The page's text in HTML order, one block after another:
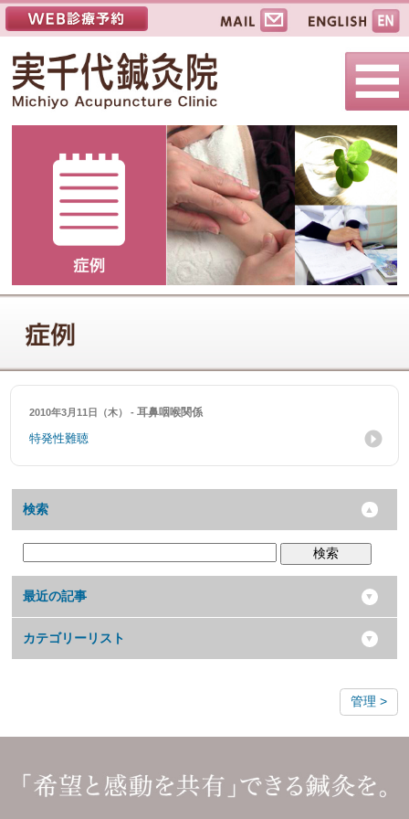
2010年3月11日（木） -耳鼻咽喉関係
特発性難聴
検索
検索
最近の記事
カテゴリーリスト
管理